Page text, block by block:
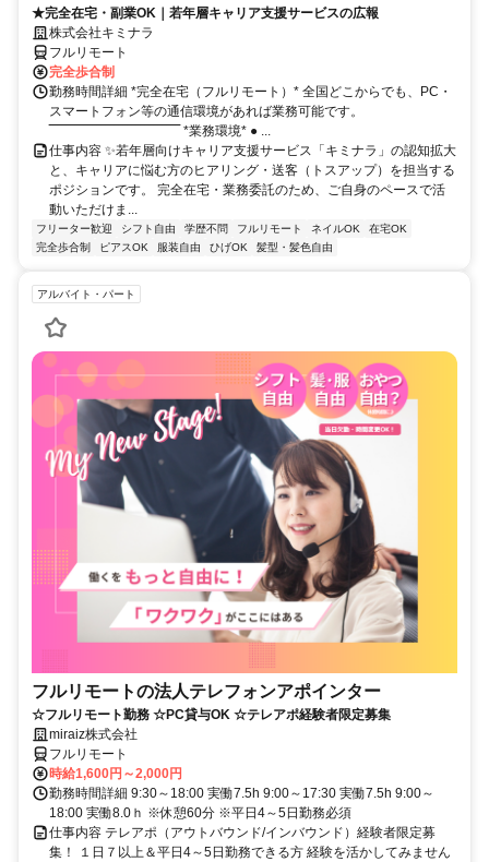
★完全在宅・副業OK｜若年層キャリア支援サービスの広報
株式会社キミナラ
フルリモート
完全歩合制
勤務時間詳細 *完全在宅（フルリモート）* 全国どこからでも、PC・
スマートフォン等の通信環境があれば業務可能です。
‾‾‾‾‾‾‾‾‾‾‾‾‾‾‾‾‾‾‾‾‾‾‾‾‾‾‾‾‾‾ *業務環境* ● ...
仕事内容 ✨若年層向けキャリア支援サービス「キミナラ」の認知拡大
と、キャリアに悩む方のヒアリング・送客（トスアップ）を担当する
ポジションです。 完全在宅・業務委託のため、ご自身のペースで活
動いただけま...
フリーター歓迎 シフト自由 学歴不問 フルリモート ネイルOK
在宅OK
完全歩合制
ピアスOK 服装自由 ひげOK 髪型・髪色自由
アルバイト・パート
フルリモートの法人テレフォンアポインター
☆フルリモート勤務 ☆PC貸与OK ☆テレアポ経験者限定募集
miraiz株式会社
フルリモート
時給1,600円～2,000円
勤務時間詳細 9:30～18:00 実働7.5h 9:00～17:30 実働7.5h 9:00～
18:00 実働8.0ｈ ※休憩60分 ※平日4～5日勤務必須
仕事内容 テレアポ（アウトバウンド/インバウンド）経験者限定募
集！ １日７以上＆平日4～5日勤務できる方 経験を活かしてみません